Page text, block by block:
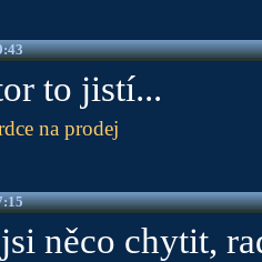
to jistí...
na prodej
něco chytit,